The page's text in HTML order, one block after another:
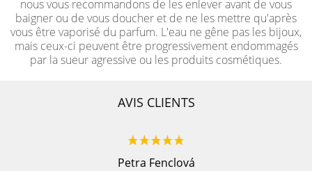
nous vous recommandons de les enlever avant de vous
baigner ou de vous doucher et de ne les mettre qu'après
vous être vaporisé du parfum. L'eau ne gêne pas les bijoux,
mais ceux-ci peuvent être progressivement endommagés
par la sueur agressive ou les produits cosmétiques.
AVIS CLIENTS
Petra Fenclová